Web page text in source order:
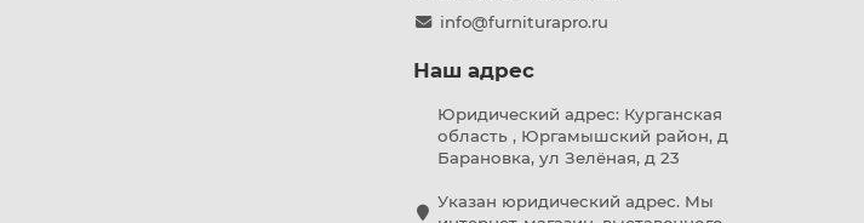
info@furniturapro.ru
Наш адрес
Юридический адрес: Курганская
область , Юргамышский район, д
Барановка, ул Зелёная, д 23
Указан юридический адрес. Мы